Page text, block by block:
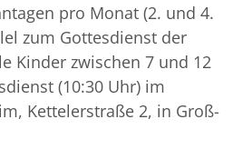
pro Monat (2. und 4.
zum Gottesdienst der
Kinder zwischen 7 und 12
(10:30 Uhr) im
Kettelerstraße 2, in Groß-